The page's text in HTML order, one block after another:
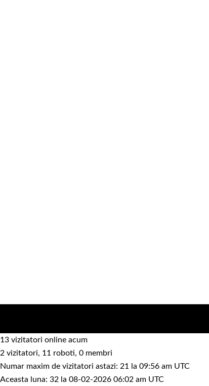
13 vizitatori online acum
2 vizitatori, 11 roboti, 0 membri
Numar maxim de vizitatori astazi: 21 la 09:56 am UTC
Aceasta luna: 32 la 08-02-2026 06:02 am UTC